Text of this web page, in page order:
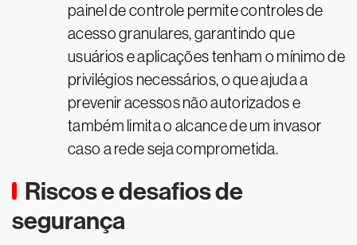
painel de controle permite controles de
acesso granulares, garantindo que
usuários e aplicações tenham o mínimo de
privilégios necessários, o que ajuda a
prevenir acessos não autorizados e
também limita o alcance de um invasor
caso a rede seja comprometida.
Riscos e desafios de
segurança